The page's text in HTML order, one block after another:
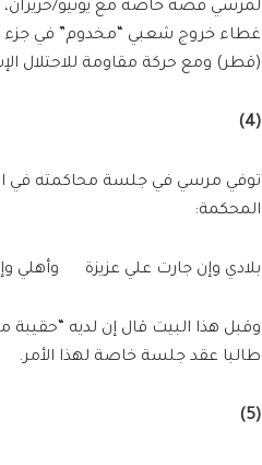
(قطر) ومع حركة مقاومة للاحتلال
(4)
توفي مرسي في جلسة محاكمته في
المحكمة:
بلادي وإن جارت علي عزيزة وأهلي
وقبل هذا البيت قال إن لديه “حقيبة
طالبا عقد جلسة خاصة لهذا الأمر.
(5)